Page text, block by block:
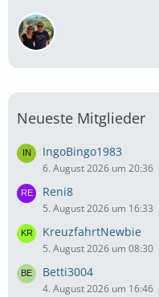
Neueste Mitglieder
IngoBingo1983
6. August 2026 um 20:36
Reni8
5. August 2026 um 16:33
KreuzfahrtNewbie
5. August 2026 um 08:30
Betti3004
4. August 2026 um 16:46